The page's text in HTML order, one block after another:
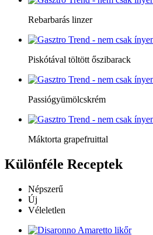
Rebarbarás linzer
Piskótával töltött őszibarack
Passiógyümölcskrém
Máktorta grapefruittal
Különféle Receptek
Népszerű
Új
Véleletlen